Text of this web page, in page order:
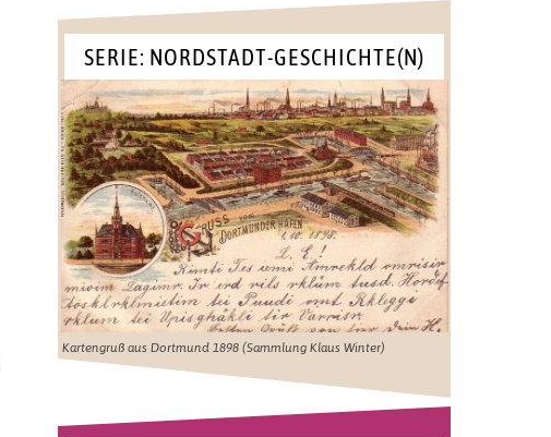
SERIE: NORDSTADT-GESCHICHTE(N)
Kartengruß aus Dortmund 1898 (Sammlung Klaus Winter)